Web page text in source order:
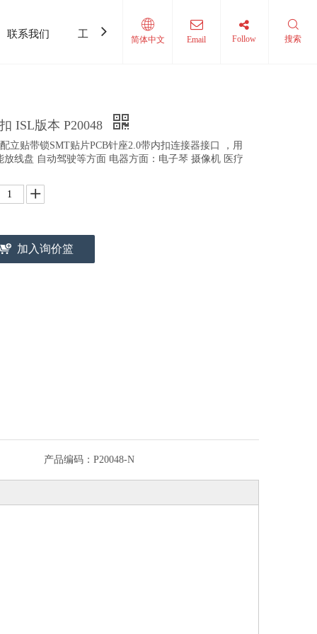
联系我们 工具和利用设备
简体中文 Email Follow 搜索
ISL版本 P20048
立贴带锁SMT贴片PCB针座2.0带内扣连接器接口 ，用
线盘 自动驾驶等方面 电器方面：电子琴 摄像机 医疗
加入询价篮
产品编码： P20048-N